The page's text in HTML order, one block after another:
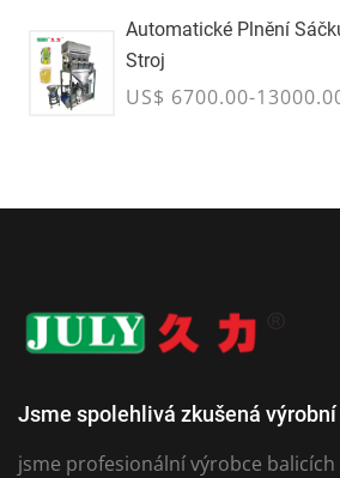
Automatické Plnění
Stroj
US$ 6700.00-
Jsme spolehlivá zkušená
jsme profesionální výrobce